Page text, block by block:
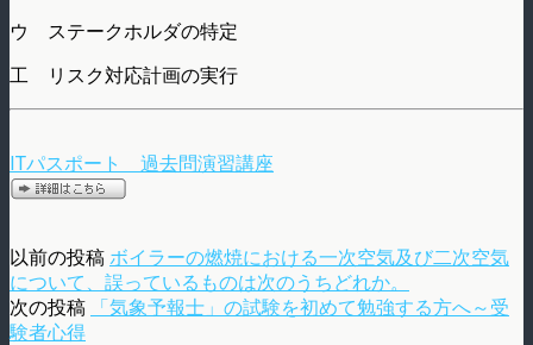
ウ ステークホルダの特定
工 リスク対応計画の実行
ITパスポート 過去問演習講座
以前の投稿 ボイラーの燃焼における一次空気及び二次空気
について、誤っているものは次のうちどれか。
次の投稿
「気象予報士」の試験を初めて勉強する方へ～受
験者心得